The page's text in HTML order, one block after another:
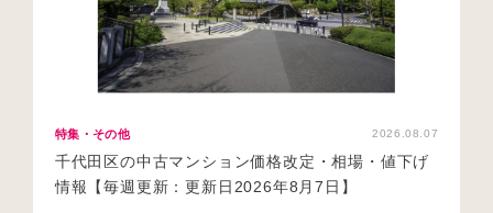
特集・その他 2026.08.07
千代田区の中古マンション価格改定・相場・値下げ
情報【毎週更新：更新日2026年8月7日】